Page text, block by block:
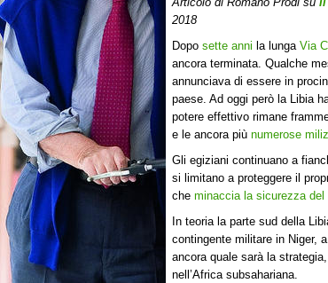
2018
Dopo sette anni la lunga Via
ancora terminata. Qualche
annunciava di essere in
paese. Ad oggi però la Libia
potere effettivo rimane
e le ancora più numerose
Gli egiziani continuano a
si limitano a proteggere il
che minaccia la sicurezza del
In teoria la parte sud della
contingente militare in Niger,
ancora quale sarà la
nell’Africa subsahariana.